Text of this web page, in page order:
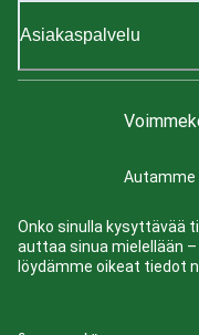
Asiakaspalvelu
Autamme
Onko sinulla kysyttävää
auttaa sinua mielellään
löydämme oikeat tiedot